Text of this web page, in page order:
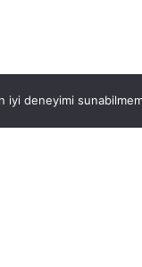
iyi deneyimi